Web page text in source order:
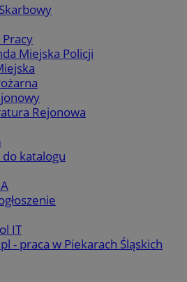
Pracy
Miejska Policji
Rejonowa
katalogu
IT
- praca w Piekarach Śląskich